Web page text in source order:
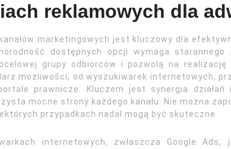
reklamowych dla
marketingowych jest kluczowy dla
dostępnych opcji wymaga
grupy odbiorców i pozwolą na realizację
możliwości, od wyszukiwarek internetowych,
prawnicze. Kluczem jest synergia działań
mocne strony każdego kanału. Nie można
przypadkach nadal mogą być skuteczne.
internetowych, zwłaszcza Google Ads,